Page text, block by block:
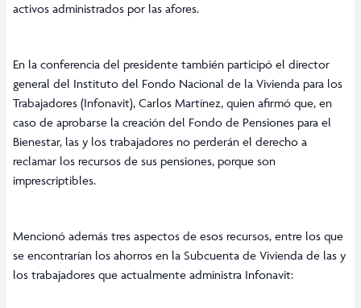
activos administrados por las afores.
En la conferencia del presidente también participó el director
general del Instituto del Fondo Nacional de la Vivienda para los
Trabajadores (Infonavit), Carlos Martínez, quien afirmó que, en
caso de aprobarse la creación del Fondo de Pensiones para el
Bienestar, las y los trabajadores no perderán el derecho a
reclamar los recursos de sus pensiones, porque son
imprescriptibles.
Mencionó además tres aspectos de esos recursos, entre los que
se encontrarían los ahorros en la Subcuenta de Vivienda de las y
los trabajadores que actualmente administra Infonavit: